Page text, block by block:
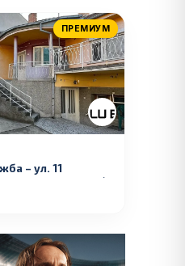
ПРЕМИУМ
– ул. 11
Селман Туризам)